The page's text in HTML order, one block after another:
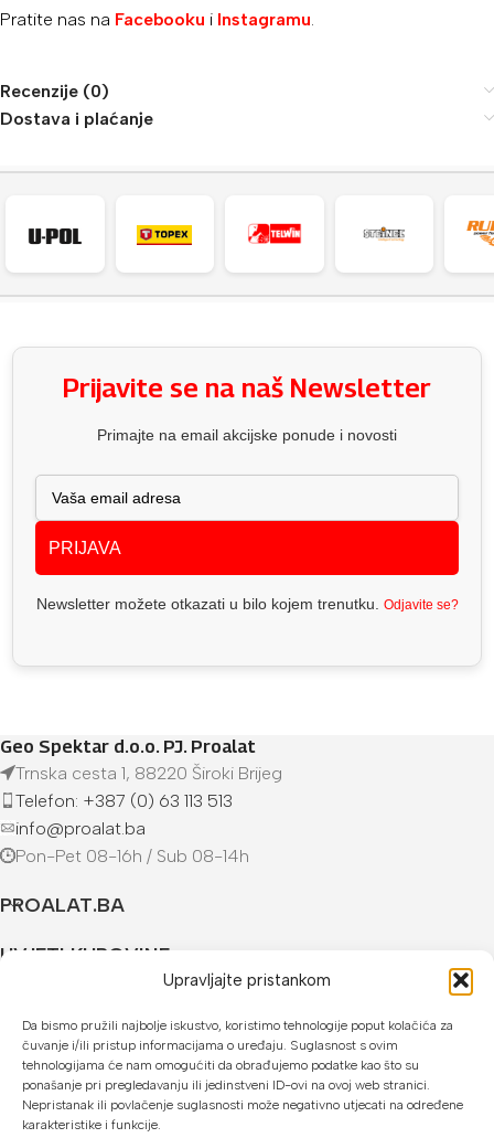
Upravljajte pristankom
Da bismo pružili najbolje iskustvo, koristimo tehnologije poput kolačića za
čuvanje i/ili pristup informacijama o uređaju. Suglasnost s ovim
tehnologijama će nam omogućiti da obrađujemo podatke kao što su
ponašanje pri pregledavanju ili jedinstveni ID-ovi na ovoj web stranici.
Nepristanak ili povlačenje suglasnosti može negativno utjecati na određene
karakteristike i funkcije.
Pratite nas na Facebooku i Instagramu.
Recenzije (0)
Dostava i plaćanje
Prijavite se na naš Newsletter
Primajte na email akcijske ponude i novosti
PRIJAVA
Newsletter možete otkazati u bilo kojem trenutku. Odjavite se?
Geo Spektar d.o.o. PJ. Proalat
Trnska cesta 1, 88220 Široki Brijeg
Telefon: +387 (0) 63 113 513
info@proalat.ba
Pon-Pet 08-16h / Sub 08-14h
PROALAT.BA
UVJETI KUPOVINE
U našoj web trgovini možete platiti:
Kreditnim karticama jednokratno ili do 24 rate